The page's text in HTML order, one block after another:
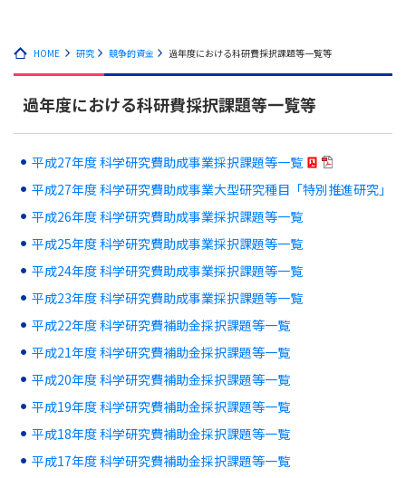
HOME 研究 競争的資金 過年度における科研費採択課題等一覧等
過年度における科研費採択課題等一覧等
平成27年度 科学研究費助成事業採択課題等一覧
平成27年度 科学研究費助成事業大型研究種目「特別推進研究」
平成26年度 科学研究費助成事業採択課題等一覧
平成25年度 科学研究費助成事業採択課題等一覧
平成24年度 科学研究費助成事業採択課題等一覧
平成23年度 科学研究費助成事業採択課題等一覧
平成22年度 科学研究費補助金採択課題等一覧
平成21年度 科学研究費補助金採択課題等一覧
平成20年度 科学研究費補助金採択課題等一覧
平成19年度 科学研究費補助金採択課題等一覧
平成18年度 科学研究費補助金採択課題等一覧
平成17年度 科学研究費補助金採択課題等一覧